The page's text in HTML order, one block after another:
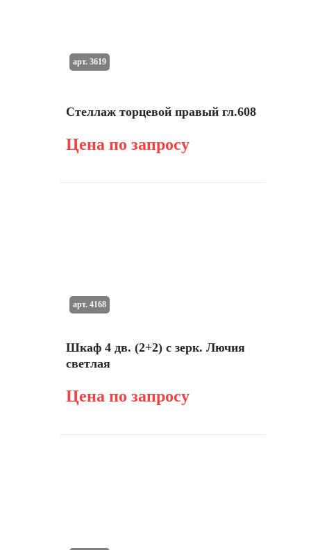
Стеллаж торцевой правый гл.608
Цена по запросу
арт. 3619
Шкаф 4 дв. (2+2) с зерк. Лючия
светлая
Цена по запросу
арт. 4168